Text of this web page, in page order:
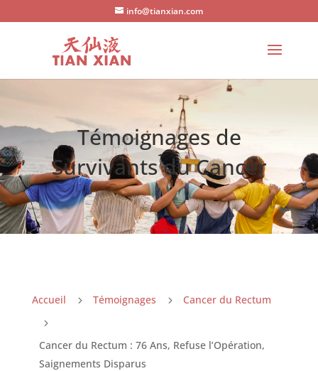
info@tianxian.com
Témoignages de
Survivants du Cancer
Accueil 5 Témoignages 5 Cancer du Rectum
5
Cancer du Rectum : 76 Ans, Refuse l’Opération,
Saignements Disparus